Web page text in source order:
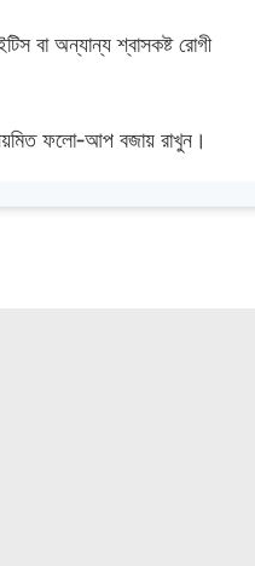
বা অন্যান্য শ্বাসকষ্ট রোগী
ফলো‑আপ বজায় রাখুন।